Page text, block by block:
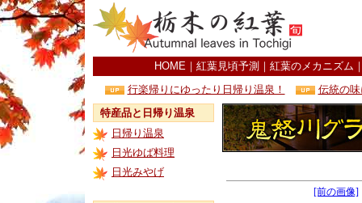
HOME ｜ 紅葉見頃予測 ｜ 紅葉のメカニズム
行楽帰りにゆったり日帰り温泉！
伝統の
特産品と日帰り温泉
日帰り温泉
日光ゆば料理
日光みやげ
[前の画像]